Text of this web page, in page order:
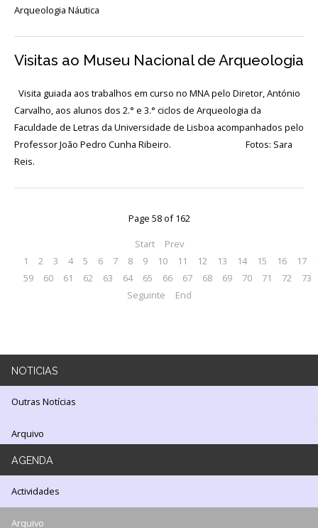
ESCUTA
130
MNA
Exposições
Cooperação
Serviços
Arqueologia Náutica
Visitas ao Museu Nacional de Arqueologia
Visita guiada aos trabalhos em curso no MNA pelo Diretor, António
Carvalho, aos alunos dos 2.° e 3.° ciclos de Arqueologia da
Faculdade de Letras da Universidade de Lisboa acompanhados pelo
Professor João Pedro Cunha Ribeiro. Fotos: Sara
Reis.
Page 58 of 162
Start
Prev
1
2 3 4 5 6 7 8 9 10 11 12 13 14 15 16 17
59
60 61 62 63 64 65 66 67 68 69 70 71 72
73
Seguinte
End
NOTICIAS
Outras Notícias
Arquivo
AGENDA
Actividades
Arquivo